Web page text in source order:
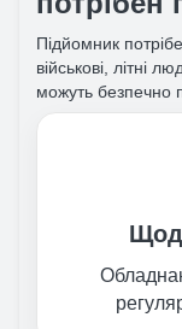
Підйомник
військові, літні
можуть безпечно